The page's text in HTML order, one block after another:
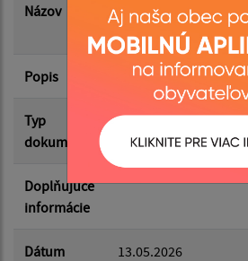
Názov
Odvolanie času
vzniku požiaru
Popis
Typ
dokumentu
Životné prostredie
Doplňujúce
informácie
Dátum
13.05.2026